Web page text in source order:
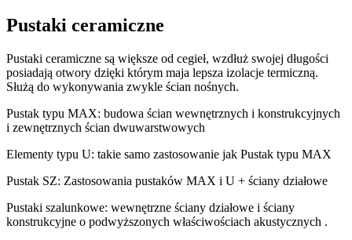
Pustaki ceramiczne
Pustaki ceramiczne są większe od cegieł, wzdłuż swojej długości
posiadają otwory dzięki którym maja lepsza izolacje termiczną.
Służą do wykonywania zwykle ścian nośnych.
Pustak typu MAX: budowa ścian wewnętrznych i konstrukcyjnych
i zewnętrznych ścian dwuwarstwowych
Elementy typu U: takie samo zastosowanie jak Pustak typu MAX
Pustak SZ: Zastosowania pustaków MAX i U + ściany działowe
Pustaki szalunkowe: wewnętrzne ściany działowe i ściany
konstrukcyjne o podwyższonych właściwościach akustycznych .